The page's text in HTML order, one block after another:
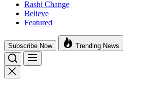
Rashi Change
Believe
Featured
Subscribe Now Trending News